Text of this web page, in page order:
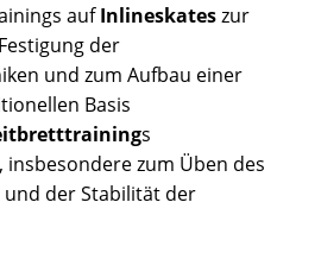
aufInlineskateszur
der
und zum Aufbau einer
Basis
s
zum Üben des
der Stabilität der